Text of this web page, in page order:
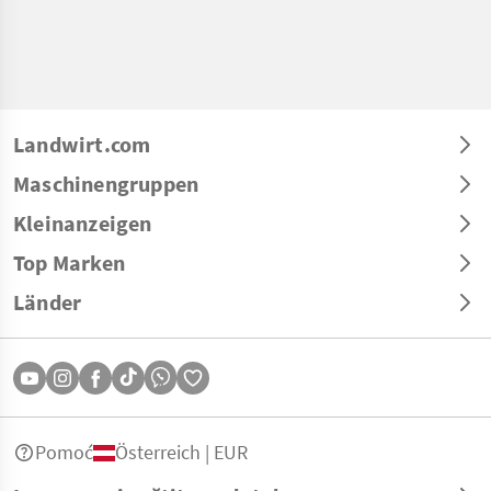
Landwirt.com
Maschinengruppen
Kleinanzeigen
Top Marken
Länder
Pomoć Österreich | EUR